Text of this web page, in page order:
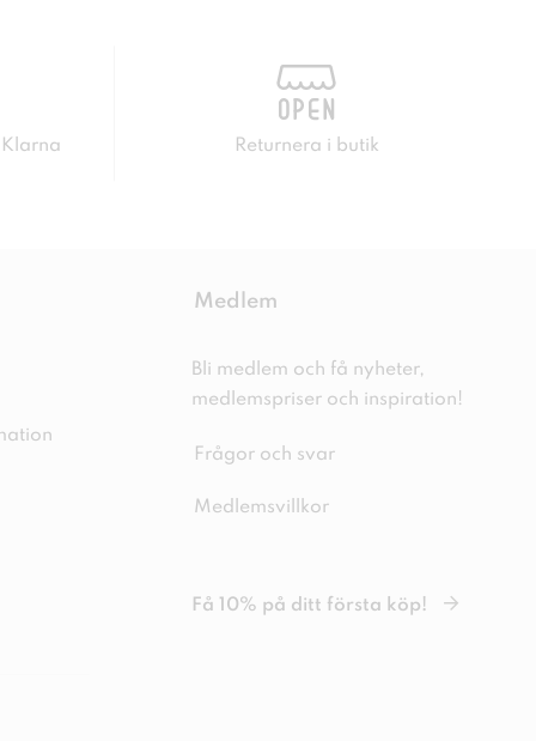
Returnera i butik
Medlem
Bli medlem och få nyheter,
medlemspriser och inspiration!
Frågor och svar
Medlemsvillkor
Få 10% på ditt första köp!